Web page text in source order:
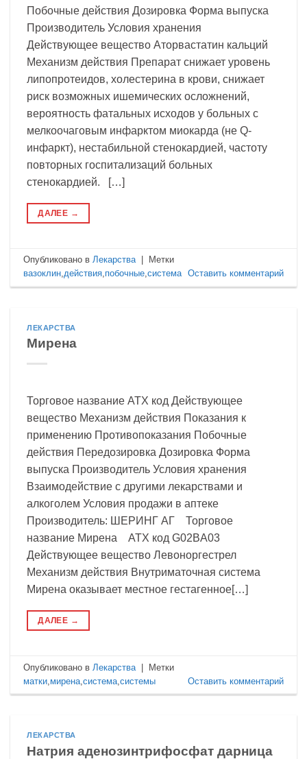
Побочные действия Дозировка Форма выпуска
Производитель Условия хранения
Действующее вещество Аторвастатин кальций
Механизм действия Препарат снижает уровень
липопротеидов, холестерина в крови, снижает
риск возможных ишемических осложнений,
вероятность фатальных исходов у больных с
мелкоочаговым инфарктом миокарда (не Q-
инфаркт), нестабильной стенокардией, частоту
повторных госпитализаций больных
стенокардией. […]
ДАЛЕЕ →
Опубликовано в Лекарства
Метки
вазоклин действия побочные ,система Оставить комментарий
ЛЕКАРСТВА
Мирена
Торговое название АТХ код Действующее
вещество Механизм действия Показания к
применению Противопоказания Побочные
действия Передозировка Дозировка Форма
выпуска Производитель Условия хранения
Взаимодействие с другими лекарствами и
алкоголем Условия продажи в аптеке
Производитель: ШЕРИНГ АГ Торговое
название Мирена АТХ код G02BA03
Действующее вещество Левоноргестрел
Механизм действия Внутриматочная система
Мирена оказывает местное гестагенное[…]
ДАЛЕЕ →
Опубликовано в Лекарства | Метки
матки мирена ,система ,системы Оставить комментарий
ЛЕКАРСТВА
Натрия аденозинтрифосфат дарница